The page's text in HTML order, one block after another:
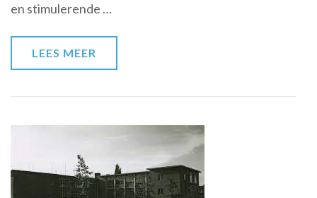
en stimulerende …
LEES MEER